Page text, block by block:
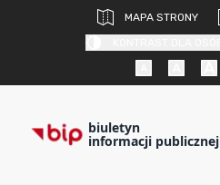
MAPA STRONY
biuletyn
informacji publicznej